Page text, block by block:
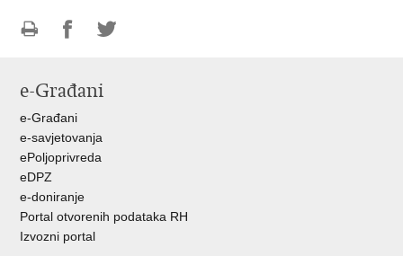
FacebookuTwitteru
e-Građani
e-Građani
e-savjetovanja
ePoljoprivreda
eDPZ
e-doniranje
Portal otvorenih podataka RH
Izvozni portal